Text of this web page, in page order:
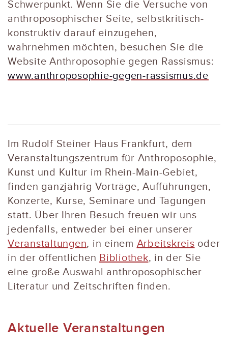
Schwerpunkt. Wenn Sie die Versuche von
anthroposophischer Seite, selbstkritisch-
konstruktiv darauf einzugehen,
wahrnehmen möchten, besuchen Sie die
Website Anthroposophie gegen Rassismus:
www.anthroposophie-gegen-rassismus.de
Im Rudolf Steiner Haus Frankfurt, dem
Veranstaltungszentrum für Anthroposophie,
Kunst und Kultur im Rhein-Main-Gebiet,
finden ganzjährig Vorträge, Aufführungen,
Konzerte, Kurse, Seminare und Tagungen
statt. Über Ihren Besuch freuen wir uns
jedenfalls, entweder bei einer unserer
Veranstaltungen, in einem Arbeitskreis oder
in der öffentlichen Bibliothek, in der Sie
eine große Auswahl anthroposophischer
Literatur und Zeitschriften finden.
Aktuelle Veranstaltungen